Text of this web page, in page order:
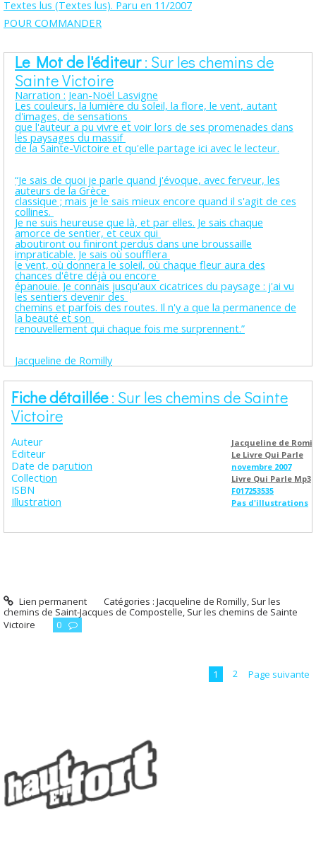
Textes lus (Textes lus). Paru en 11/2007
POUR COMMANDER
Le Mot de l'éditeur: Sur les chemins de
Sainte Victoire
Narration : Jean-Noël Lasvigne
Les couleurs, la lumière du soleil, la flore, le vent, autant
d'images, de sensations
que l'auteur a pu vivre et voir lors de ses promenades dans
les paysages du massif
de la Sainte-Victoire et qu'elle partage ici avec le lecteur.
“Je sais de quoi je parle quand j'évoque, avec ferveur, les
auteurs de la Grèce
classique ; mais je le sais mieux encore quand il s'agit de ces
collines.
Je ne suis heureuse que là, et par elles. Je sais chaque
amorce de sentier, et ceux qui
aboutiront ou finiront perdus dans une broussaille
impraticable. Je sais où soufflera
le vent, où donnera le soleil, où chaque fleur aura des
chances d'être déjà ou encore
épanouie. Je connais jusqu'aux cicatrices du paysage : j'ai vu
les sentiers devenir des
chemins et parfois des routes. Il n'y a que la permanence de
la beauté et son
renouvellement qui chaque fois me surprennent.”
Jacqueline de Romilly
Fiche détaillée: Sur les chemins de Sainte
Victoire
Auteur Jacqueline de
Editeur Le Livre Qui Parle
Date de parution novembre 2007
Collection Livre Qui Parle Mp3
ISBN F017253535
Illustration Pas d'illustrations
Lien permanent Catégories :Jacqueline de Romilly, Sur les
chemins de Saint-Jacques de Compostelle, Sur les chemins de Sainte
Victoire
0
1 2 Page suivante